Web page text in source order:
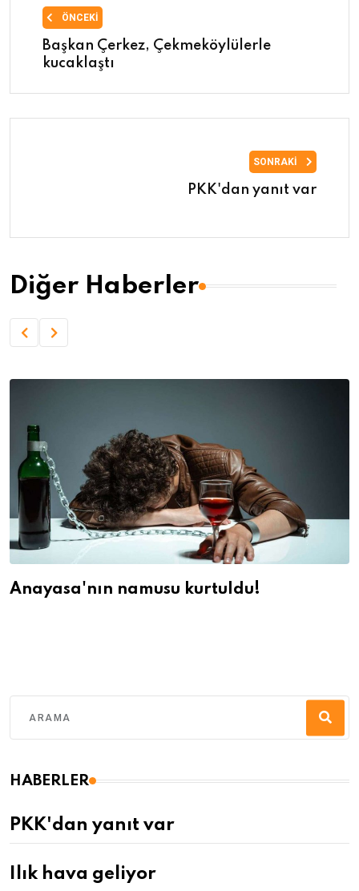
ÖNCEKI
Başkan Çerkez, Çekmeköylülerle
kucaklaştı
SONRAKI
PKK'dan yanıt var
Diğer Haberler
Anayasa'nın namusu kurtuldu!
HABERLER
PKK'dan yanıt var
Ilık hava geliyor